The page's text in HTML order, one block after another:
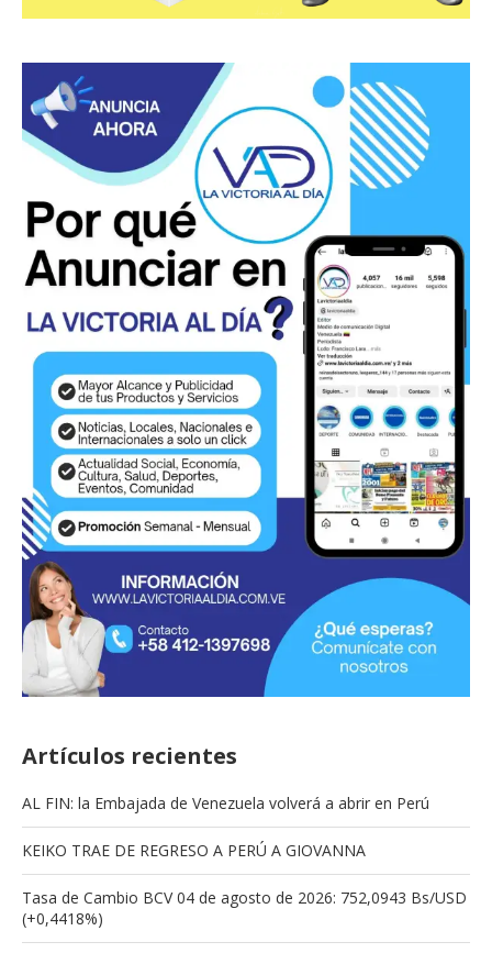
Artículos recientes
AL FIN: la Embajada de Venezuela volverá a abrir en Perú
KEIKO TRAE DE REGRESO A PERÚ A GIOVANNA
Tasa de Cambio BCV 04 de agosto de 2026: 752,0943 Bs/USD
(+0,4418%)